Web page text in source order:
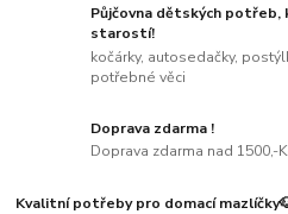
Půjčovna dětských potřeb,
starostí!
kočárky, autosedačky,
potřebné věci
Doprava zdarma !
Doprava zdarma nad 1500,-
Kvalitní potřeby pro domací